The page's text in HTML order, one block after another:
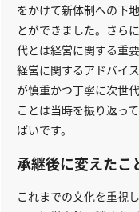
をかけて新体制への下
とができました。さら
代とは経営に関する重
経営に関するアドバイ
が慎重かつ丁寧に次世
ことは当時を振り返っ
ぱいです。
承継後に変えたこ
これまでの文化を重視